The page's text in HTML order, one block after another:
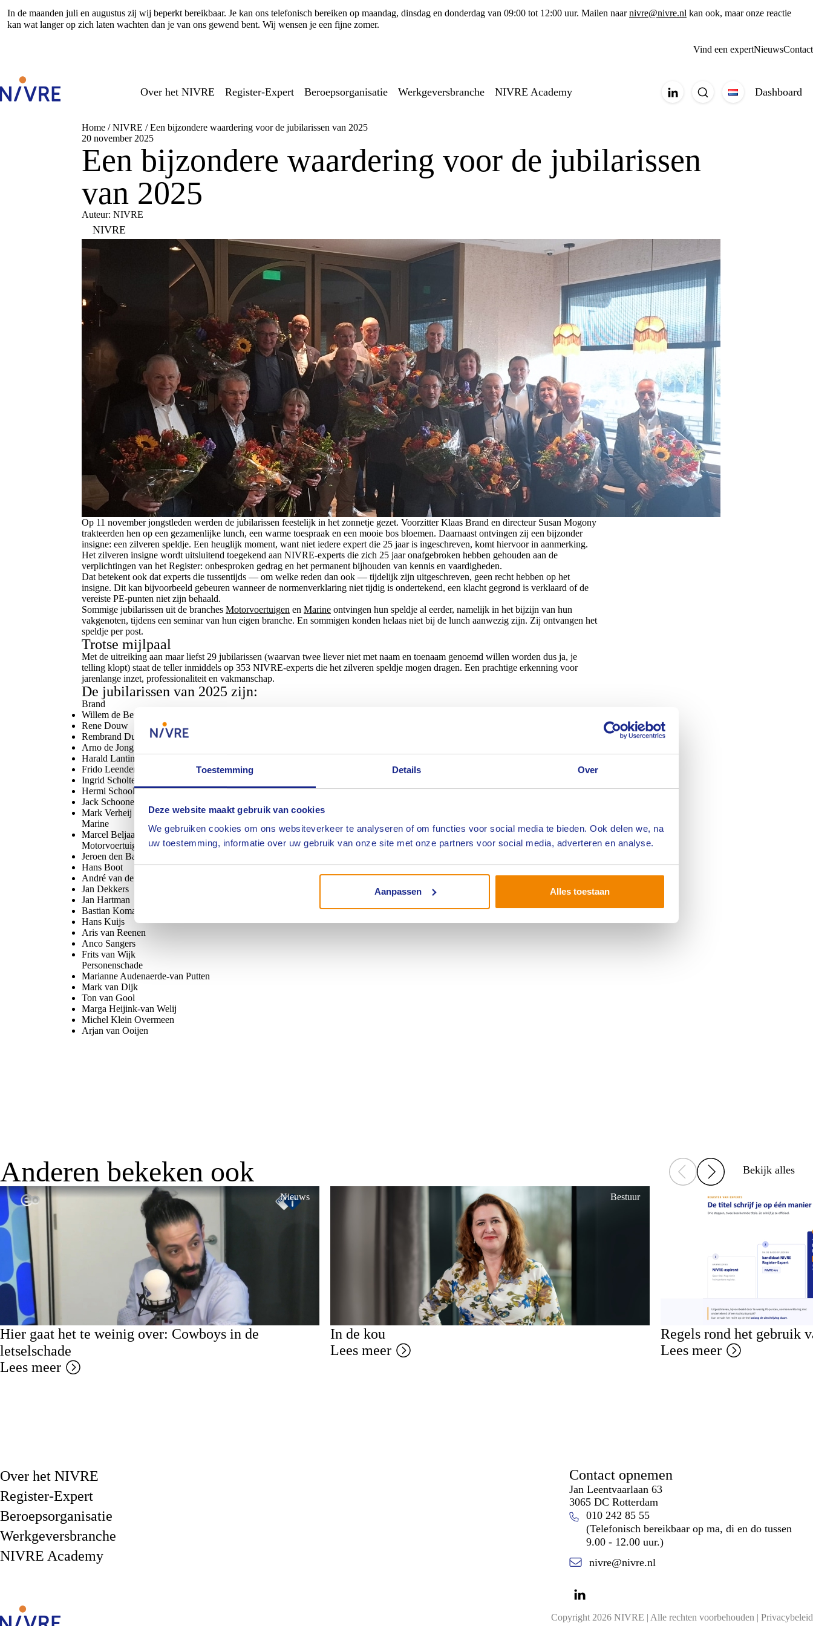
Toestemming Details Over
Deze website maakt gebruik van cookies
We gebruiken cookies om ons websiteverkeer te analyseren of om functies voor social media te bieden. Ook delen we, na
uw toestemming, informatie over uw gebruik van onze site met onze partners voor social media, adverteren en analyse.
Aanpassen Alles toestaan
In de maanden juli en augustus zij wij beperkt bereikbaar. Je kan ons telefonisch bereiken op maandag, dinsdag en donderdag van 09:00 tot 12:00 uur. Mailen naarnivre@nivre.nl kan ook, maar onze reactie
kan wat langer op zich laten wachten dan je van ons gewend bent. Wij wensen je een fijne zomer.
Vind een expertNieuwsContact
Over het NIVRE Register-Expert Beroepsorganisatie Werkgeversbranche NIVRE Academy Dashboard
Home /NIVRE /Een bijzondere waardering voor de jubilarissen van 2025
20 november 2025
Een bijzondere waardering voor de jubilarissen
van 2025
Auteur: NIVRE
NIVRE
Op 11 november jongstleden werden de jubilarissen feestelijk in het zonnetje gezet. Voorzitter Klaas Brand en directeur Susan Mogony
trakteerden hen op een gezamenlijke lunch, een warme toespraak en een mooie bos bloemen. Daarnaast ontvingen zij een bijzonder
insigne: een zilveren speldje. Een heuglijk moment, want niet iedere expert die 25 jaar is ingeschreven, komt hiervoor in aanmerking.
Het zilveren insigne wordt uitsluitend toegekend aan NIVRE-experts die zich 25 jaar onafgebroken hebben gehouden aan de
verplichtingen van het Register: onbesproken gedrag en het permanent bijhouden van kennis en vaardigheden.
Dat betekent ook dat experts die tussentijds — om welke reden dan ook — tijdelijk zijn uitgeschreven, geen recht hebben op het
insigne. Dit kan bijvoorbeeld gebeuren wanneer de normenverklaring niet tijdig is ondertekend, een klacht gegrond is verklaard of de
vereiste PE-punten niet zijn behaald.
Sommige jubilarissen uit de branches Motorvoertuigen en Marine ontvingen hun speldje al eerder, namelijk in het bijzijn van hun
vakgenoten, tijdens een seminar van hun eigen branche. En sommigen konden helaas niet bij de lunch aanwezig zijn. Zij ontvangen het
speldje per post.
Trotse mijlpaal
Met de uitreiking aan maar liefst 29 jubilarissen (waarvan twee liever niet met naam en toenaam genoemd willen worden dus ja, je
telling klopt) staat de teller inmiddels op 353 NIVRE-experts die het zilveren speldje mogen dragen. Een prachtige erkenning voor
jarenlange inzet, professionaliteit en vakmanschap.
De jubilarissen van 2025 zijn:
Brand
Willem de Beurs
Rene Douw
Rembrand Duindam
Arno de Jong
Harald Lanting
Frido Leendertse
Ingrid Scholten
Hermi Schoolkate-Meijer
Jack Schoonen
Mark Verheij
Marine
Marcel Beljaars
Motorvoertuigen
Jeroen den Bak
Hans Boot
André van den Burg
Jan Dekkers
Jan Hartman
Bastian Koman
Hans Kuijs
Aris van Reenen
Anco Sangers
Frits van Wijk
Personenschade
Marianne Audenaerde-van Putten
Mark van Dijk
Ton van Gool
Marga Heijink-van Welij
Michel Klein Overmeen
Arjan van Ooijen
Anderen bekeken ook Bekijk alles
Nieuws
Hier gaat het te weinig over: Cowboys in de
letselschade
Lees meer
Bestuur
In de kou
Lees meer
Regels rond het gebruik
Lees meer
Over het NIVRE
Register-Expert
Beroepsorganisatie
Werkgeversbranche
NIVRE Academy
Contact opnemen
Jan Leentvaarlaan 63
3065 DC Rotterdam
010 242 85 55
(Telefonisch bereikbaar op ma, di en do tussen
9.00 - 12.00 uur.)
nivre@nivre.nl
Copyright 2026 NIVRE | Alle rechten voorbehouden | Privacybeleid